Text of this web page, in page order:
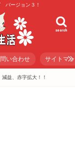
バージョン３！
search
い合わせ サイトマ
益、赤字拡大！！